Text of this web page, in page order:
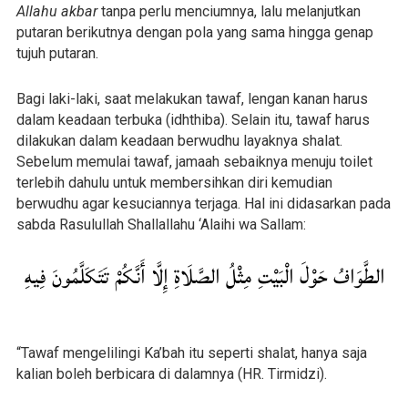
Allahu akbartanpa perlu menciumnya, lalu melanjutkan
putaran berikutnya dengan pola yang sama hingga genap
tujuh putaran.
Bagi laki-laki, saat melakukan tawaf, lengan kanan harus
dalam keadaan terbuka (idhthiba). Selain itu, tawaf harus
dilakukan dalam keadaan berwudhu layaknya shalat.
Sebelum memulai tawaf, jamaah sebaiknya menuju toilet
terlebih dahulu untuk membersihkan diri kemudian
berwudhu agar kesuciannya terjaga. Hal ini didasarkan pada
sabda Rasulullah Shallallahu ‘Alaihi wa Sallam:
الطَّوَافُ حَوْلَ الْبَيْتِ مِثْلُ الصَّلَاةِ إِلَّا أَنَّكُمْ تَتَكَلَّمُونَ فِيهِ
“Tawaf mengelilingi Ka’bah itu seperti shalat, hanya saja
kalian boleh berbicara di dalamnya (HR. Tirmidzi).